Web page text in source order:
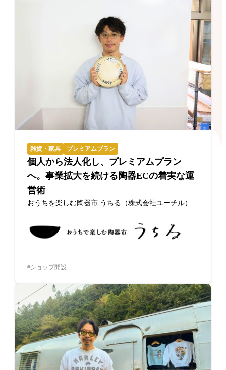
雑貨・家具 プレミアムプラン
個人から法人化し、プレミアムプラン
へ。事業拡大を続ける陶器ECの着実な運
営術
おうちを楽しむ陶器市 うちる（株式会社ユーチル）
ショップ開設